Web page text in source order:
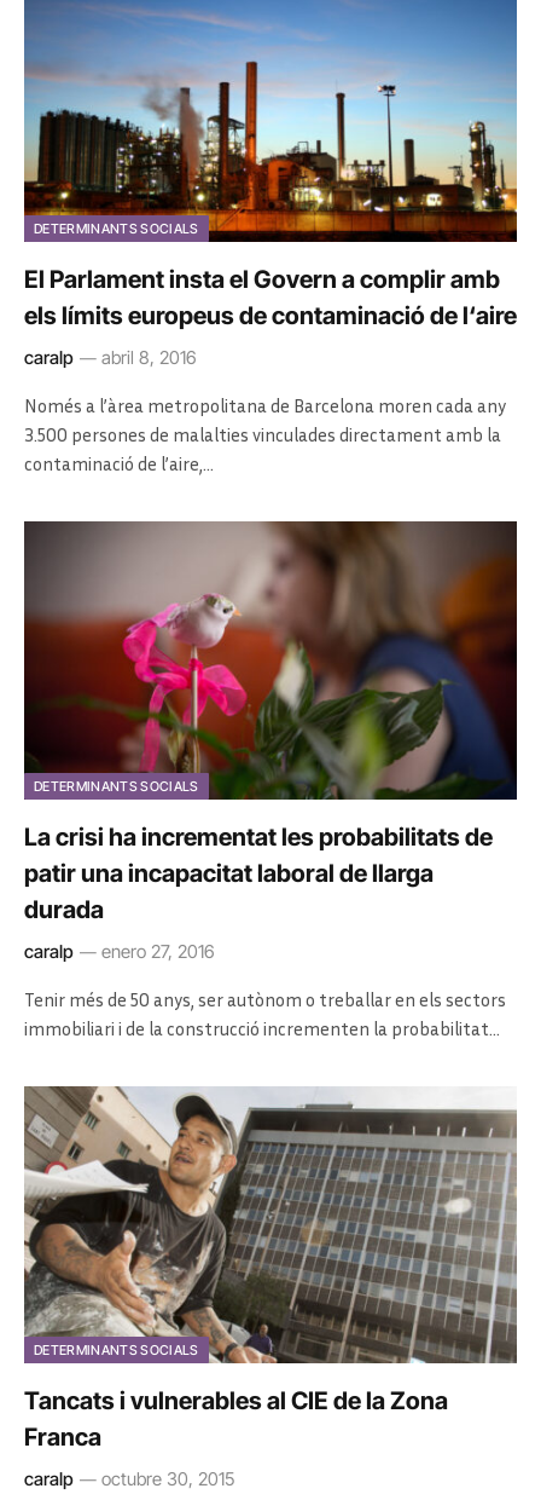
DETERMINANTS SOCIALS
El Parlament insta el Govern a complir amb
els límits europeus de contaminació de l‘aire
caralp abril 8, 2016
Només a l’àrea metropolitana de Barcelona moren cada any
3.500 persones de malalties vinculades directament amb la
contaminació de l’aire,…
DETERMINANTS SOCIALS
La crisi ha incrementat les probabilitats de
patir una incapacitat laboral de llarga
durada
caralp enero 27, 2016
Tenir més de 50 anys, ser autònom o treballar en els sectors
immobiliari i de la construcció incrementen la probabilitat…
DETERMINANTS SOCIALS
Tancats i vulnerables al CIE de la Zona
Franca
caralp octubre 30, 2015